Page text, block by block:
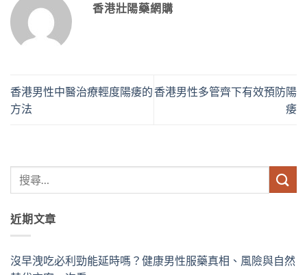
香港壯陽藥網購
香港男性中醫治療輕度陽痿的
方法
香港男性多管齊下有效預防陽
痿
近期文章
沒早洩吃必利勁能延時嗎？健康男性服藥真相、風險與自然